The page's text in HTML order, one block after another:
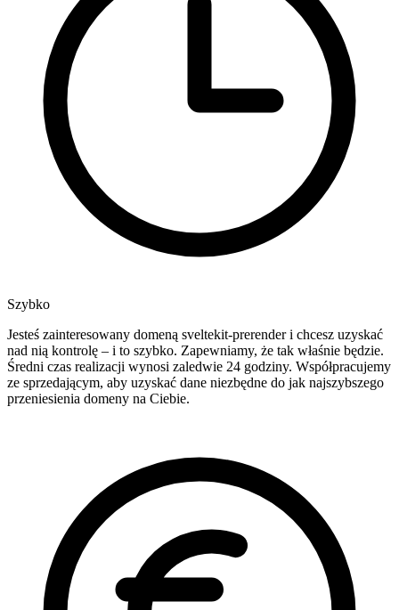
Szybko
Jesteś zainteresowany domeną sveltekit-prerender i chcesz uzyskać
nad nią kontrolę – i to szybko. Zapewniamy, że tak właśnie będzie.
Średni czas realizacji wynosi zaledwie 24 godziny. Współpracujemy
ze sprzedającym, aby uzyskać dane niezbędne do jak najszybszego
przeniesienia domeny na Ciebie.